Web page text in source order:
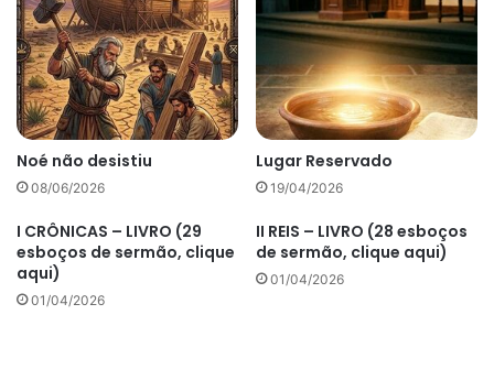
Noé não desistiu
08/06/2026
Lugar Reservado
19/04/2026
I CRÔNICAS – LIVRO (29
esboços de sermão, clique
aqui)
01/04/2026
II REIS – LIVRO (28 esboços
de sermão, clique aqui)
01/04/2026